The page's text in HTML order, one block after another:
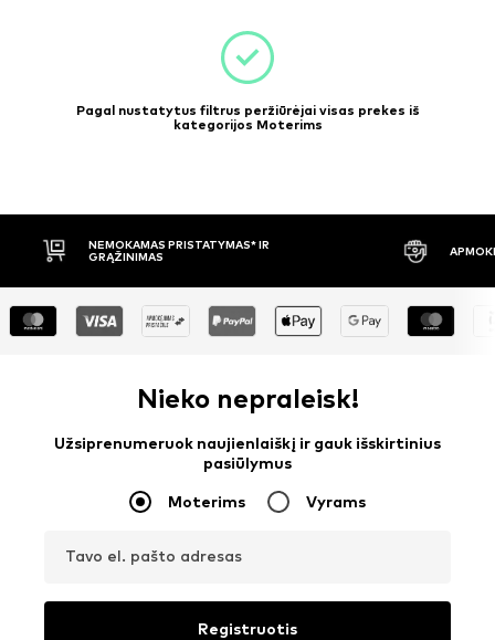
Pagal nustatytus filtrus peržiūrėjai visas prekes iš
kategorijos Moterims
APMOKĖJIMAS PRISTAČIUS 30 DIENŲ
Nieko nepraleisk!
Užsiprenumeruok naujienlaiškį ir gauk išskirtinius
pasiūlymus
Moterims Vyrams
Tavo el. pašto adresas
Registruotis